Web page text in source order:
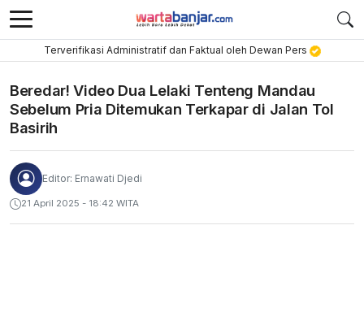
Terverifikasi Administratif dan Faktual oleh Dewan Pers
Beredar! Video Dua Lelaki Tenteng Mandau
Sebelum Pria Ditemukan Terkapar di Jalan Tol
Basirih
Editor: Ernawati Djedi
21 April 2025 - 18:42 WITA